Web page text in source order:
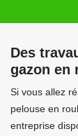
Des
gazon en
Si vous allez
pelouse en
entreprise